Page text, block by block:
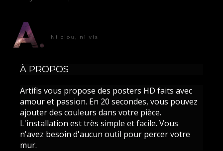
À PROPOS
Artifis vous propose des posters HD faits avec
amour et passion. En 20 secondes, vous pouvez
ajouter des couleurs dans votre pièce.
L'installation est très simple et facile. Vous
n'avez besoin d'aucun outil pour percer votre
mur.